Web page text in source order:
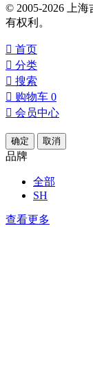
© 2005-2026 上
有权利。
 首页
 分类
 搜索
 购物车 0
 会员中心
确定 取消
品牌
全部
SH
查看更多